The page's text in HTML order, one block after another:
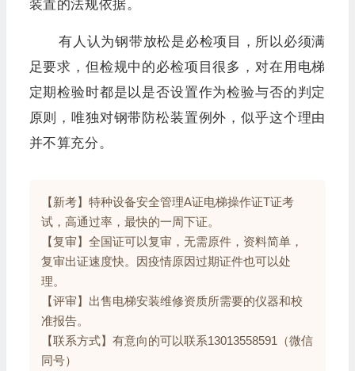
装置的法规依据。
有人认为钢带放松是必检项目，所以必须满
足要求，但检规中的必检项目很多，对在用电梯
定期检验时都是以是否设置作为检验与否的判定
原则，唯独对钢带防松装置例外，似乎这个理由
并不算充分。
【新考】特种设备安全管理A证电梯操作证T证考
试，高通过率，最快的一周下证。
【复审】全国证可以复审，无需原件，资料简单，
复审出证速度快。因疫情原因过期证件也可以处
理。
【评审】出售电梯安装维修资质所需要的仪器和校
准报告。
【联系方式】有意向的可以联系13013558591（微信
同号）